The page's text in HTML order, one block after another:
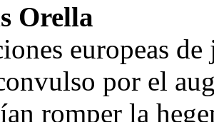
Orella
europeas
por el
romper la